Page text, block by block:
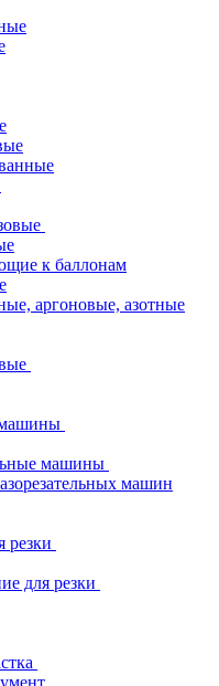
к баллонам
аргоновые, азотные
машины
машины
машин
резки
для резки